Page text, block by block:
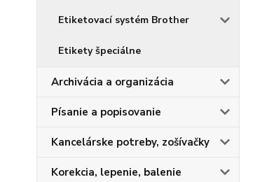
Etiketovací systém Brother
Etikety špeciálne
Archivácia a organizácia
Písanie a popisovanie
Kancelárske potreby, zošívačky
Korekcia, lepenie, balenie